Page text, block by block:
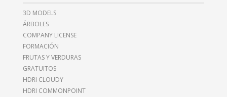
3D MODELS
ÁRBOLES
COMPANY LICENSE
FORMACIÓN
FRUTAS Y VERDURAS
GRATUITOS
HDRI CLOUDY
HDRI COMMONPOINT